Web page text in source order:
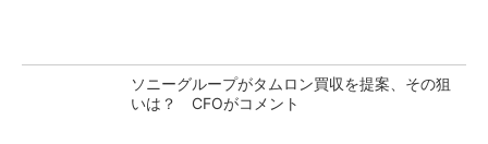
ソニーグループがタムロン買収を提案、その狙
いは？ CFOがコメント